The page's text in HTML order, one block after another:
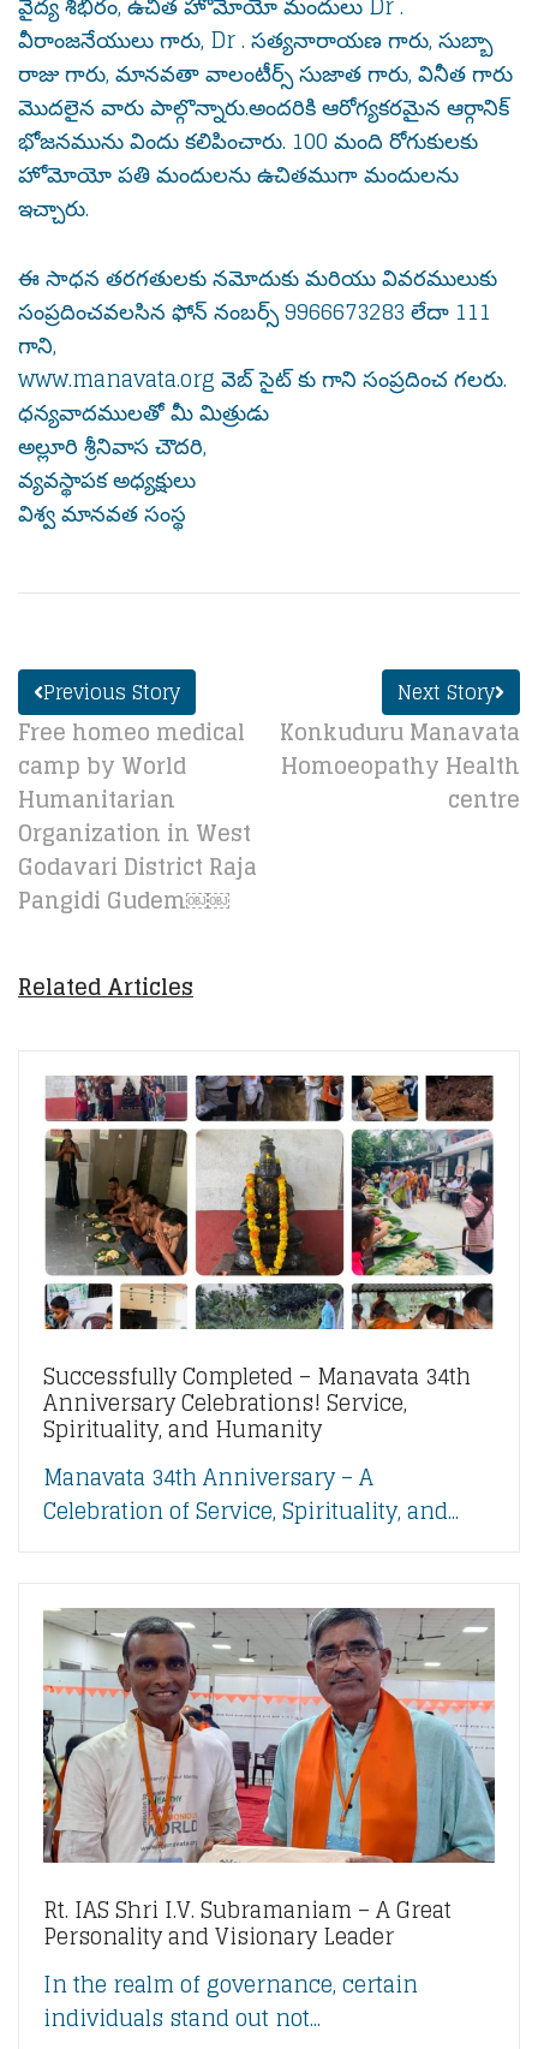
వీరాంజనేయులు గారు, Dr . సత్యనారాయణ గారు, సుబ్బా
రాజు గారు, మానవతా వాలంటీర్స్ సుజాత గారు, వినీత గారు
మొదలైన వారు పాల్గొన్నారు.అందరికి ఆరోగ్యకరమైన ఆర్గానిక్
భోజనమును విందు కలిపించారు. 100 మంది రోగుకులకు
హోమోయో పతి మందులను ఉచితముగా మందులను
ఇచ్చారు.
ఈ సాధన తరగతులకు నమోదుకు మరియు వివరములుకు
సంప్రదించవలసిన ఫోన్ నంబర్స్ 9966673283 లేదా 111
గాని,
www.manavata.org వెబ్ సైట్ కు గాని సంప్రదించ గలరు.
ధన్యవాదములతో మీ మిత్రుడు
అల్లూరి శ్రీనివాస చౌదరి,
వ్యవస్థాపక అధ్యక్షులు
విశ్వ మానవత సంస్థ
Previous Story
Free homeo medical
camp by World
Humanitarian
Organization in West
Godavari District Raja
Pangidi Gudem￼￼
Next Story
Konkuduru Manavata
Homoeopathy Health
centre
Related Articles
Successfully Completed – Manavata 34th
Anniversary Celebrations! Service,
Spirituality, and Humanity
Manavata 34th Anniversary – A
Celebration of Service, Spirituality, and...
Rt. IAS Shri I.V. Subramaniam – A Great
Personality and Visionary Leader
In the realm of governance, certain
individuals stand out not...